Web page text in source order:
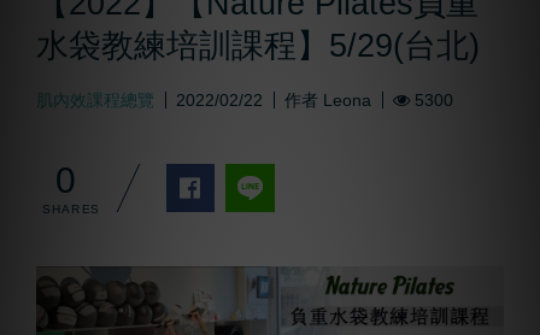
水袋教練培訓課程】5/29(台北)
肌內效課程總覽 2022/02/22 作者 Leona 5300
0